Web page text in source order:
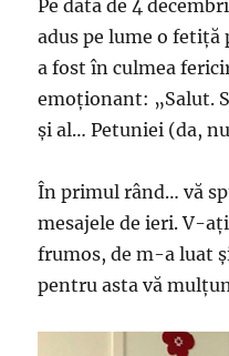
Pe data de 4
adus pe lume o fetiţă
a fost în culmea
emoţionant: „Salut.
și al… Petuniei (da,
În primul rând… vă
mesajele de ieri. V-
frumos, de m-a luat
pentru asta vă